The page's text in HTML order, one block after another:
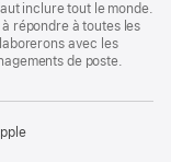
inclure tout le monde.
répondre à toutes les
avec les
de poste.